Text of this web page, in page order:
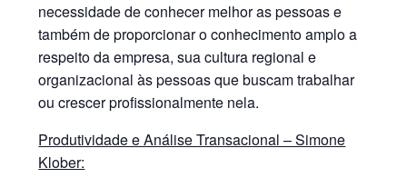
necessidade de conhecer melhor as pessoas e
também de proporcionar o conhecimento amplo a
respeito da empresa, sua cultura regional e
organizacional às pessoas que buscam trabalhar
ou crescer profissionalmente nela.
Produtividade e Análise Transacional – Simone
Klober: